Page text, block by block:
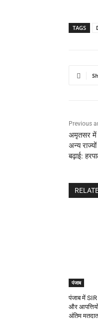
TAGS
Previous
अमृतसर में
अन्य
बढ़ाई:
पंजाब
पंजाब में
और
अंतिम